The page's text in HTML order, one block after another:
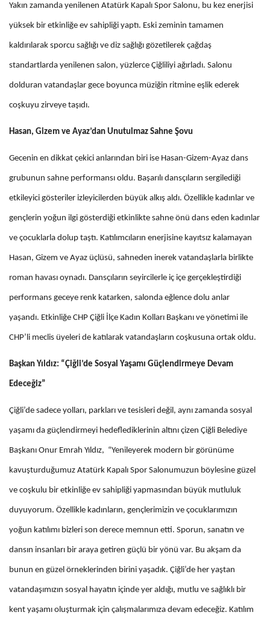
Yakın zamanda yenilenen Atatürk Kapalı Spor Salonu, bu kez enerjisi
yüksek bir etkinliğe ev sahipliği yaptı. Eski zeminin tamamen
kaldırılarak sporcu sağlığı ve diz sağlığı gözetilerek çağdaş
standartlarda yenilenen salon, yüzlerce Çiğliliyi ağırladı. Salonu
dolduran vatandaşlar gece boyunca müziğin ritmine eşlik ederek
coşkuyu zirveye taşıdı.
Hasan, Gizem ve Ayaz’dan Unutulmaz Sahne Şovu
Gecenin en dikkat çekici anlarından biri ise Hasan-Gizem-Ayaz dans
grubunun sahne performansı oldu. Başarılı dansçıların sergilediği
etkileyici gösteriler izleyicilerden büyük alkış aldı. Özellikle kadınlar ve
gençlerin yoğun ilgi gösterdiği etkinlikte sahne önü dans eden kadınlar
ve çocuklarla dolup taştı. Katılımcıların enerjisine kayıtsız kalamayan
Hasan, Gizem ve Ayaz üçlüsü, sahneden inerek vatandaşlarla birlikte
roman havası oynadı. Dansçıların seyircilerle iç içe gerçekleştirdiği
performans geceye renk katarken, salonda eğlence dolu anlar
yaşandı. Etkinliğe CHP Çiğli İlçe Kadın Kolları Başkanı ve yönetimi ile
CHP’li meclis üyeleri de katılarak vatandaşların coşkusuna ortak oldu.
Başkan Yıldız: “Çiğli’de Sosyal Yaşamı Güçlendirmeye Devam
Edeceğiz”
Çiğli’de sadece yolları, parkları ve tesisleri değil, aynı zamanda sosyal
yaşamı da güçlendirmeyi hedeflediklerinin altını çizen Çiğli Belediye
Başkanı Onur Emrah Yıldız, “Yenileyerek modern bir görünüme
kavuşturduğumuz Atatürk Kapalı Spor Salonumuzun böylesine güzel
ve coşkulu bir etkinliğe ev sahipliği yapmasından büyük mutluluk
duyuyorum. Özellikle kadınların, gençlerimizin ve çocuklarımızın
yoğun katılımı bizleri son derece memnun etti. Sporun, sanatın ve
dansın insanları bir araya getiren güçlü bir yönü var. Bu akşam da
bunun en güzel örneklerinden birini yaşadık. Çiğli’de her yaştan
vatandaşımızın sosyal hayatın içinde yer aldığı, mutlu ve sağlıklı bir
kent yaşamı oluşturmak için çalışmalarımıza devam edeceğiz. Katılım